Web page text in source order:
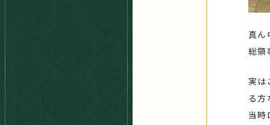
真ん
総領
実は
る方
当時